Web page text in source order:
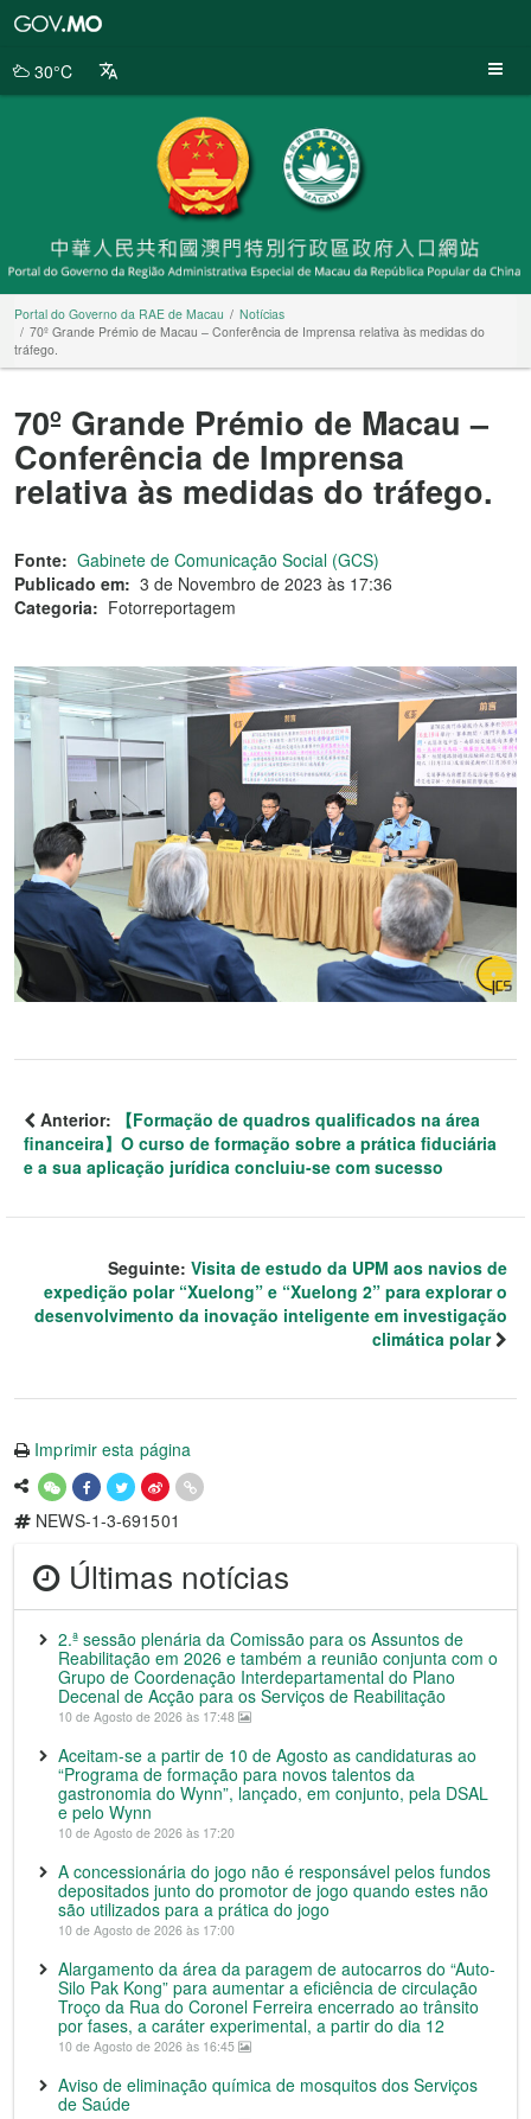
da
30°C
Portal do Governo da RAE de Macau
Notícias
70º Grande Prémio de Macau – Conferência de Imprensa relativa às medidas do
tráfego.
70º Grande Prémio de Macau –
Conferência de Imprensa
relativa às medidas do tráfego.
Fonte: Gabinete de Comunicação Social (GCS)
Publicado em: 3 de Novembro de 2023 às 17:36
Categoria: Fotorreportagem
Anterior:
【Formação de quadros qualificados na área
financeira】O curso de formação sobre a prática fiduciária
e a sua aplicação jurídica concluiu-se com sucesso
Seguinte: Visita de estudo da UPM aos navios de
expedição polar “Xuelong” e “Xuelong 2” para explorar o
desenvolvimento da inovação inteligente em investigação
climática polar
Imprimir esta página
NEWS-1-3-691501
Últimas notícias
2.ª sessão plenária da Comissão para os Assuntos de
Reabilitação em 2026 e também a reunião conjunta com o
Grupo de Coordenação Interdepartamental do Plano
Decenal de Acção para os Serviços de Reabilitação
10 de Agosto de 2026 às 17:48
Aceitam-se a partir de 10 de Agosto as candidaturas ao
“Programa de formação para novos talentos da
gastronomia do Wynn”, lançado, em conjunto, pela DSAL
e pelo Wynn
10 de Agosto de 2026 às 17:20
A concessionária do jogo não é responsável pelos fundos
depositados junto do promotor de jogo quando estes não
são utilizados para a prática do jogo
10 de Agosto de 2026 às 17:00
Alargamento da área da paragem de autocarros do “Auto-
Silo Pak Kong” para aumentar a eficiência de circulação
Troço da Rua do Coronel Ferreira encerrado ao trânsito
por fases, a caráter experimental, a partir do dia 12
10 de Agosto de 2026 às 16:45
Aviso de eliminação química de mosquitos dos Serviços
de Saúde